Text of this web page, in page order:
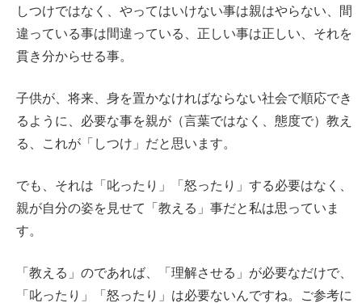
しつけではなく、やってはいけない事は親はやらない、間
違っている事は間違っている、正しい事は正しい、それを
貫き分からせる事。
子供が、将来、身を置かなければならない社会で順応でき
るように、必要な事を親が（言葉ではなく、態度で）教え
る、これが「しつけ」だと思います。
でも、それは「叱ったり」「怒ったり」する必要はなく、
親が自分の姿を見せて「教える」事だと私は思っていま
す。
「教える」のであれば、「理解させる」が必要なだけで、
「叱ったり」「怒ったり」は必要ないんですね。ご参考に